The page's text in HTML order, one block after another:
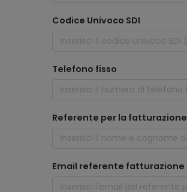
Codice Univoco SDI
Telefono fisso
Referente per la fatturazione
Email referente fatturazione